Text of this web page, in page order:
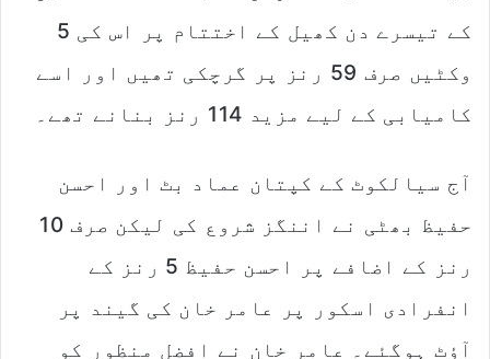
کے تیسرے دن کھیل کے اختتام پر اس کی 5
وکٹیں صرف 59 رنز پر گرچکی تھیں اور اسے
کامیابی کے لیے مزید 114 رنز بنانے تھے۔
آج سیالکوٹ کے کپتان عماد بٹ اور احسن
حفیظ بھٹی نے اننگز شروع کی لیکن صرف 10
رنز کے اضافے پر احسن حفیظ 5 رنز کے
انفرادی اسکور پر عامر خان کی گیند پر
آؤٹ ہوگئے۔ عامر خان نے افضل منظور کو